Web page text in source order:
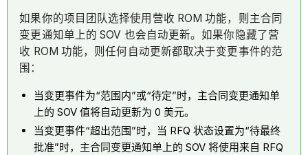
如果你的项目团队选择使用营收 ROM 功能，则主合同
变更通知单上的 SOV 也会自动更新。如果你隐藏了营
收 ROM 功能，则任何自动更新都取决于变更事件的范
围：
当变更事件为“范围内”或“待定”时，主合同变更通知单
上的 SOV 值将自动更新为 0 美元。
当变更事件“超出范围”时，当 RFQ 状态设置为“待最终
批准”时，主合同变更通知单上的 SOV 将使用来自 RFQ